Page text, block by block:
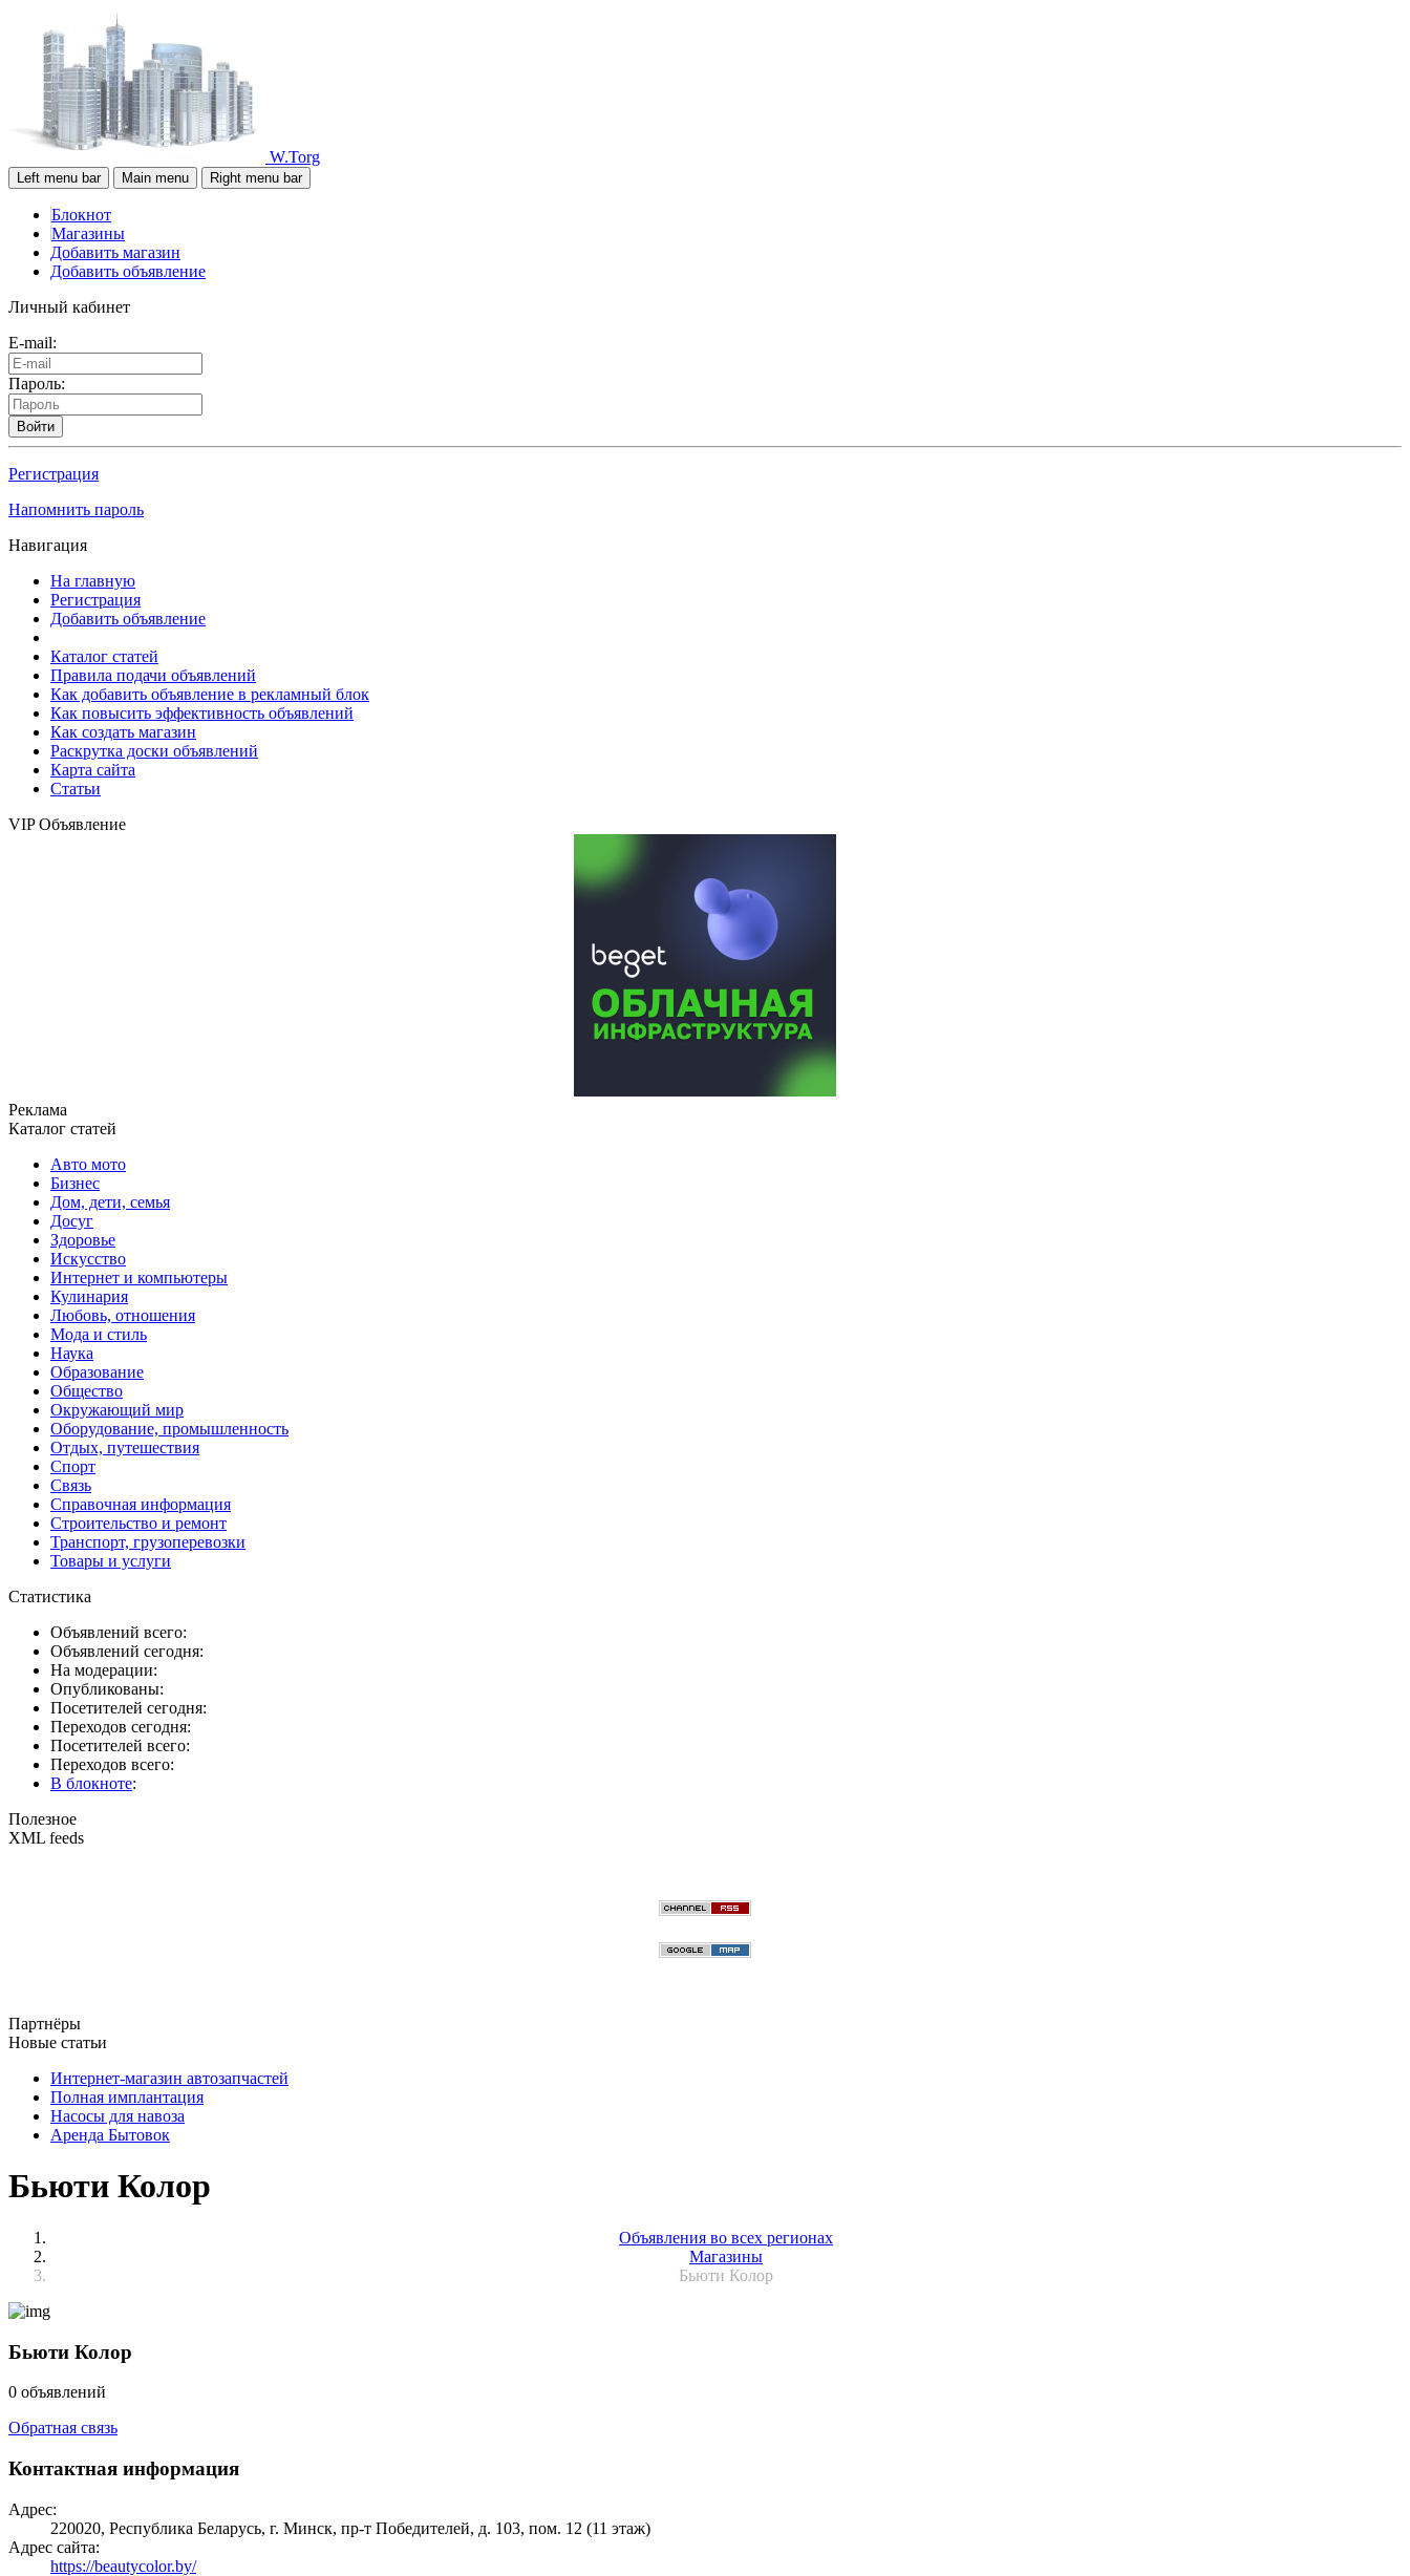
W.Torg
Left menu bar Main menu Right menu bar
Блокнот
Магазины
Добавить магазин
Добавить объявление
Личный кабинет
E-mail:
Пароль:
Войти
Регистрация
Напомнить пароль
Навигация
На главную
Регистрация
Добавить объявление
Каталог статей
Правила подачи объявлений
Как добавить объявление в рекламный блок
Как повысить эффективность объявлений
Как создать магазин
Раскрутка доски объявлений
Карта сайта
Статьи
VIP Объявление
Реклама
Каталог статей
Авто мото
Бизнес
Дом, дети, семья
Досуг
Здоровье
Искусство
Интернет и компьютеры
Кулинария
Любовь, отношения
Мода и стиль
Наука
Образование
Общество
Окружающий мир
Оборудование, промышленность
Отдых, путешествия
Спорт
Связь
Справочная информация
Строительство и ремонт
Транспорт, грузоперевозки
Товары и услуги
Статистика
Объявлений всего:
Объявлений сегодня:
На модерации:
Опубликованы:
Посетителей сегодня:
Переходов сегодня:
Посетителей всего:
Переходов всего:
В блокноте:
Полезное
XML feeds
Партнёры
Новые статьи
Интернет-магазин автозапчастей
Полная имплантация
Насосы для навоза
Аренда Бытовок
Бьюти Колор
Объявления во всех регионах
Магазины
Бьюти Колор
Бьюти Колор
0 объявлений
Обратная связь
Контактная информация
Адрес:
220020, Республика Беларусь, г. Минск, пр-т Победителей, д. 103, пом. 12 (11 этаж)
Адрес сайта:
https://beautycolor.by/